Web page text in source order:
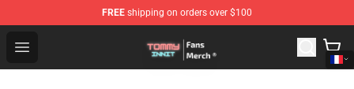
FREE shipping on orders over $100
Open menu
TommyInnit Store - Official TommyInnit Merchandise